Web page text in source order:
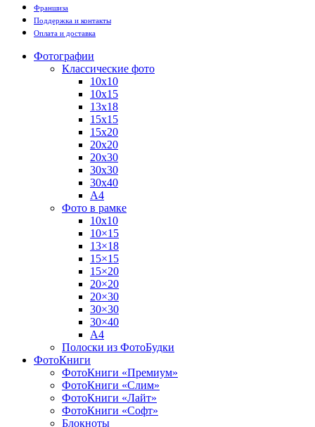
Франшиза
Поддержка и контакты
Оплата и доставка
Фотографии
Классические фото
10х10
10х15
13х18
15х15
15х20
20х20
20х30
30х30
30х40
А4
Фото в рамке
10х10
10×15
13×18
15×15
15×20
20×20
20×30
30×30
30×40
A4
Полоски из ФотоБудки
ФотоКниги
ФотоКниги «Премиум»
ФотоКниги «Слим»
ФотоКниги «Лайт»
ФотоКниги «Софт»
Блокноты